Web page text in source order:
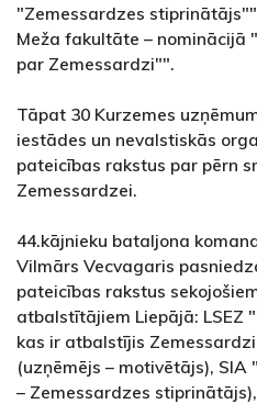
"Zemessardzes
Meža fakultāte –
par Zemessardzi"".
Tāpat 30 Kurzemes
iestādes un nevalstiskās
pateicības rakstus par pērn
Zemessardzei.
44.kājnieku bataljona
Vilmārs Vecvagaris
pateicības rakstus
atbalstītājiem Liepājā: LSEZ
kas ir atbalstījis
(uzņēmējs – motivētājs), SIA
– Zemessardzes